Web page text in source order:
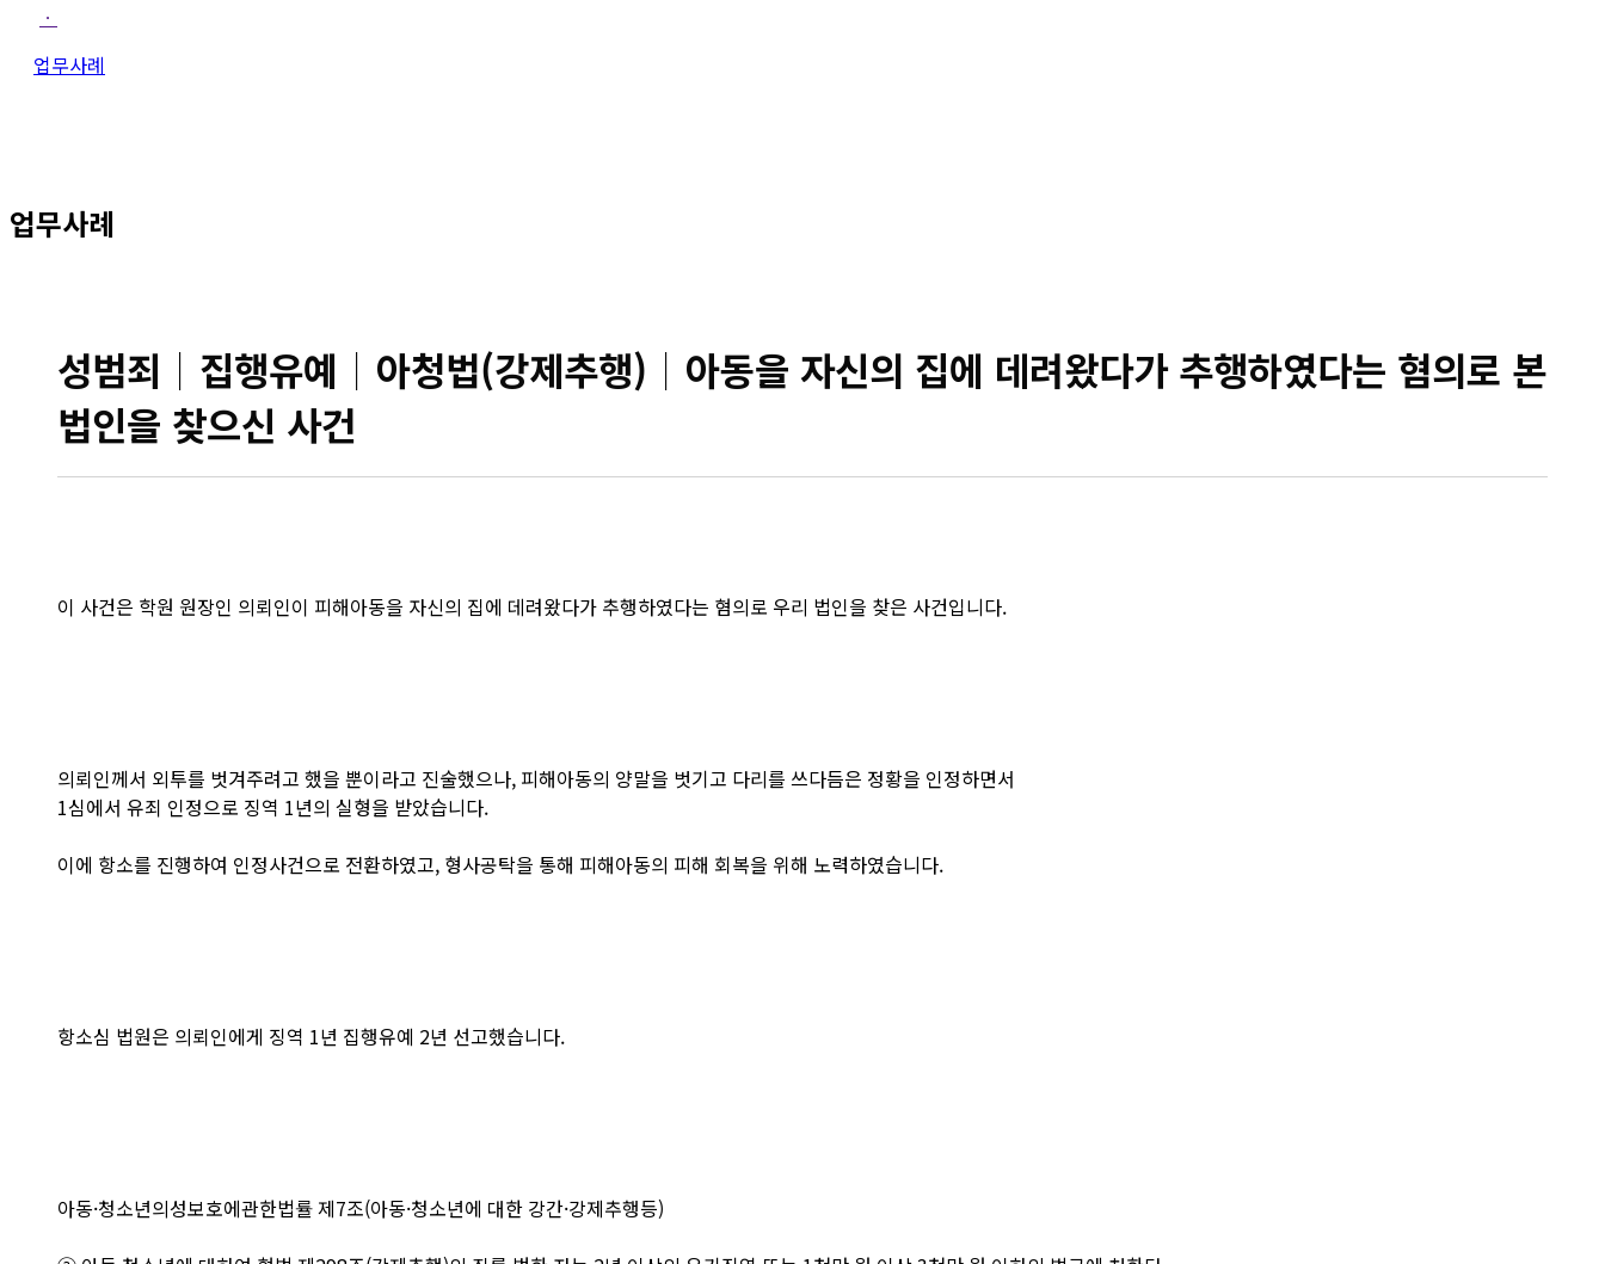
ㆍ
업무사례
업무사례
성범죄│집행유예│아청법(강제추행)│아동을 자신의 집에 데려왔다가 추행하였다는 혐의로 본
법인을 찾으신 사건
이 사건은 학원 원장인 의뢰인이 피해아동을 자신의 집에 데려왔다가 추행하였다는 혐의로 우리 법인을 찾은 사건입니다.
의뢰인께서 외투를 벗겨주려고 했을 뿐이라고 진술했으나, 피해아동의 양말을 벗기고 다리를 쓰다듬은 정황을 인정하면서
1심에서 유죄 인정으로 징역 1년의 실형을 받았습니다.
이에 항소를 진행하여 인정사건으로 전환하였고, 형사공탁을 통해 피해아동의 피해 회복을 위해 노력하였습니다.
항소심 법원은 의뢰인에게 징역 1년 집행유예 2년 선고했습니다.
아동·청소년의성보호에관한법률 제7조(아동·청소년에 대한 강간·강제추행등)